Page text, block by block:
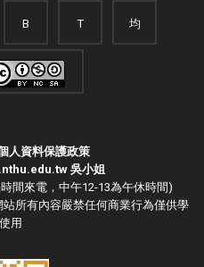
B T 均
人資料保護政策
吳小姐
間來電，中午12-13為午休時間)
站所有內容嚴禁任何商業行為僅供學
用